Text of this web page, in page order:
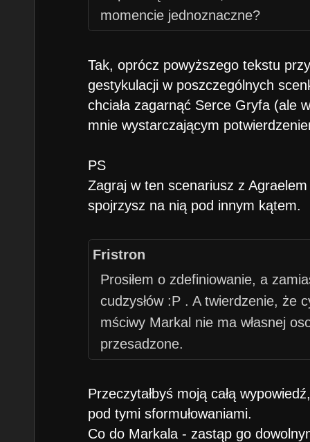
momencie jednoznaczne?
Tak, oprócz powyższego tekstu
gestykulacji w poszczególnych
chciała zagarnąć Serce Gryfa (ale
mnie wystarczającym
PS
Zagraj w ten scenariusz z
spojrzysz na nią pod innym kątem.
Fristron
Prosiłem o zdefiniowanie, a
cudzysłów :P . A twierdzenie, że
mściwy Markal nie ma własnej
przesadzone.
Przeczytałbyś moją całą
pod tymi sformułowaniami.
Co do Markala - zastąp go